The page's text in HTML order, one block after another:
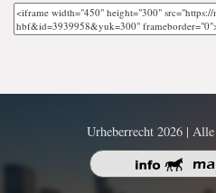
Urheberrecht 2026 |